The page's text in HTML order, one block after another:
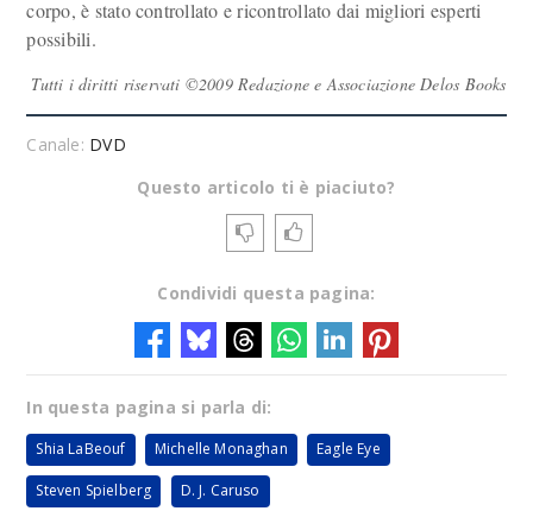
corpo, è stato controllato e ricontrollato dai migliori esperti
possibili.
Tutti i diritti riservati ©2009 Redazione e Associazione Delos Books
Canale: DVD
Questo articolo ti è piaciuto?
Condividi questa pagina:
In questa pagina si parla di:
Shia LaBeouf Michelle Monaghan Eagle Eye
Steven Spielberg D. J. Caruso